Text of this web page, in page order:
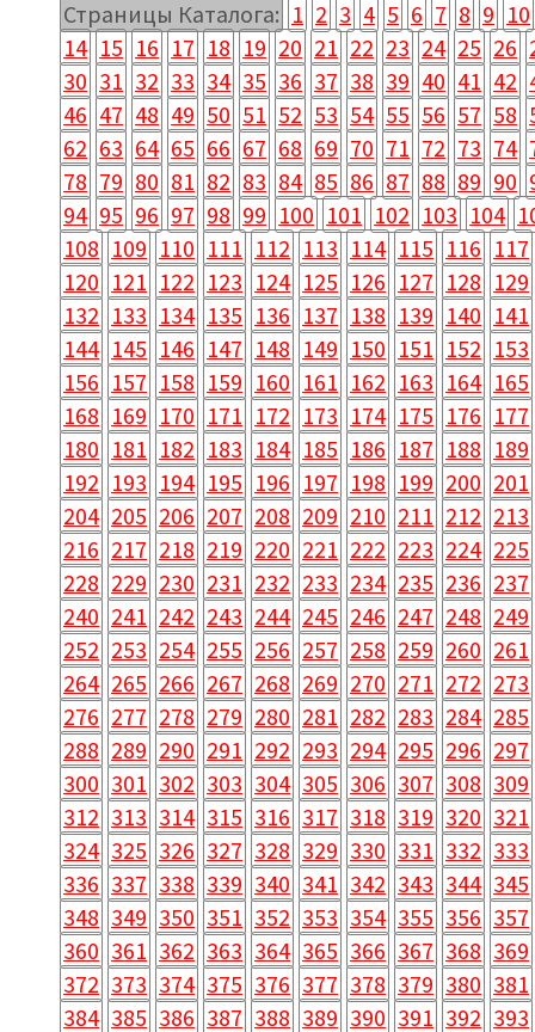
Страницы Каталога: 1 2 3 4 5 6 7 8 9 10
14 15 16 17 18 19 20 21 22 23 24 25 26
30 31 32 33 34 35 36 37 38 39 40 41 42
46 47 48 49 50 51 52 53 54 55 56 57 58
62 63 64 65 66 67 68 69 70 71 72 73 74
78 79 80 81 82 83 84 85 86 87 88 89 90
94 95 96 97 98 99 100 101 102 103 104
108 109 110 111 112 113 114 115 116 117
120 121 122 123 124 125 126 127 128 129
132 133 134 135 136 137 138 139 140 141
144 145 146 147 148 149 150 151 152 153
156 157 158 159 160 161 162 163 164 165
168 169 170 171 172 173 174 175 176 177
180 181 182 183 184 185 186 187 188 189
192 193 194 195 196 197 198 199 200 201
204 205 206 207 208 209 210 211 212 213
216 217 218 219 220 221 222 223 224 225
228 229 230 231 232 233 234 235 236 237
240 241 242 243 244 245 246 247 248 249
252 253 254 255 256 257 258 259 260 261
264 265 266 267 268 269 270 271 272 273
276 277 278 279 280 281 282 283 284 285
288 289 290 291 292 293 294 295 296 297
300 301 302 303 304 305 306 307 308 309
312 313 314 315 316 317 318 319 320 321
324 325 326 327 328 329 330 331 332 333
336 337 338 339 340 341 342 343 344 345
348 349 350 351 352 353 354 355 356 357
360 361 362 363 364 365 366 367 368 369
372 373 374 375 376 377 378 379 380 381
384 385 386 387 388 389 390 391 392 393